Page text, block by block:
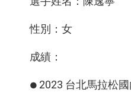
性別：女
成績：
● 2023 台北馬拉松